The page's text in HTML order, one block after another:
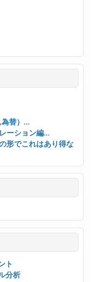
替）...
ーション編...
でこれはあり得な
ト
分析